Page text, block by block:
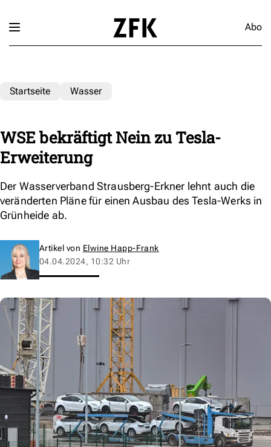
Abo
Startseite Wasser
WSE bekräftigt Nein zu Tesla-
Erweiterung
Der Wasserverband Strausberg-Erkner lehnt auch die
veränderten Pläne für einen Ausbau des Tesla-Werks in
Grünheide ab.
Artikel von Elwine Happ-Frank
04.04.2024, 10:32 Uhr